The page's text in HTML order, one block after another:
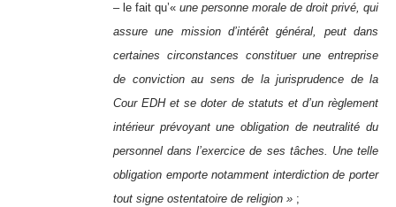
– le fait qu’« une personne morale de droit privé, qui
assure une mission d’intérêt général, peut dans
certaines circonstances constituer une entreprise
de conviction au sens de la jurisprudence de la
Cour EDH et se doter de statuts et d’un règlement
intérieur prévoyant une obligation de neutralité du
personnel dans l’exercice de ses tâches. Une telle
obligation emporte notamment interdiction de porter
tout signe ostentatoire de religion » ;